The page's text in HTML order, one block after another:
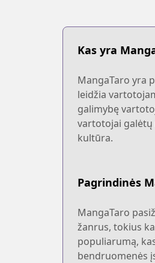
Kas yra
MangaTaro yra
leidžia
galimybę
vartotojai galėtų
kultūra.
Pagrindinės
MangaTaro
žanrus, tokius
populiarumą,
bendruomenės